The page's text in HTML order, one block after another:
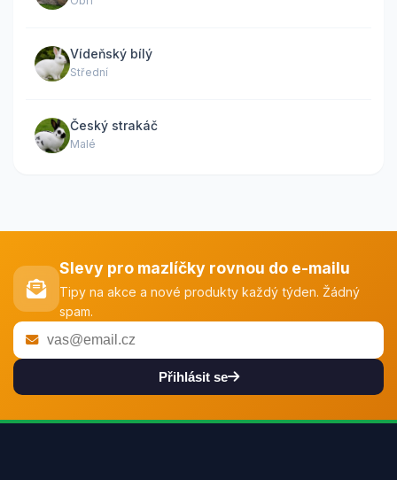
Vídeňský bílý
Střední
Český strakáč
Malé
Slevy pro mazlíčky rovnou do e-mailu
Tipy na akce a nové produkty každý týden. Žádný
spam.
Přihlásit se